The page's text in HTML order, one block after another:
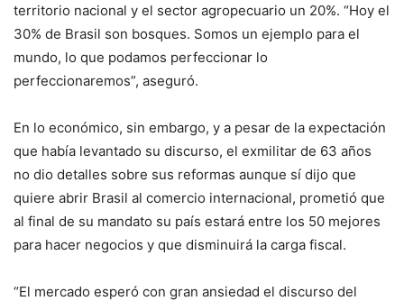
territorio nacional y el sector agropecuario un 20%. “Hoy el
30% de Brasil son bosques. Somos un ejemplo para el
mundo, lo que podamos perfeccionar lo
perfeccionaremos”, aseguró.
En lo económico, sin embargo, y a pesar de la expectación
que había levantado su discurso, el exmilitar de 63 años
no dio detalles sobre sus reformas aunque sí dijo que
quiere abrir Brasil al comercio internacional, prometió que
al final de su mandato su país estará entre los 50 mejores
para hacer negocios y que disminuirá la carga fiscal.
“El mercado esperó con gran ansiedad el discurso del